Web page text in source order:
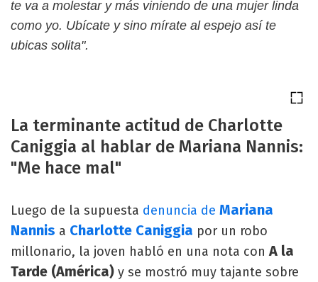
te va a molestar y más viniendo de una mujer linda
como yo. Ubícate y sino mírate al espejo así te
ubicas solita".
La terminante actitud de Charlotte
Caniggia al hablar de Mariana Nannis:
"Me hace mal"
Luego de la supuesta denuncia de Mariana
Nannis a Charlotte Caniggia por un robo
millonario, la joven habló en una nota conA la
Tarde (América) y se mostró muy tajante sobre